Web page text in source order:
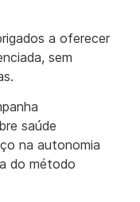
a oferecer
sem
saúde
na autonomia
do método